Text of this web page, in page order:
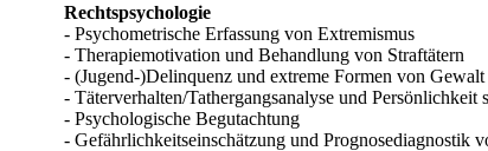
Rechtspsychologie
- Psychometrische Erfassung von Extremismus
- Therapiemotivation und Behandlung von Straftätern
- (Jugend-)Delinquenz und extreme Formen von Gewalt
- Täterverhalten/Tathergangsanalyse und
- Psychologische Begutachtung
- Gefährlichkeitseinschätzung und Prognosediagnostik